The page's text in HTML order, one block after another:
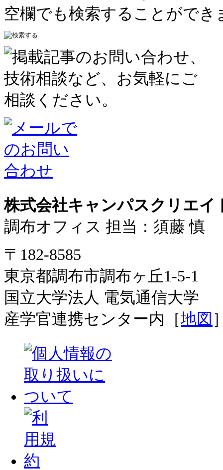
空欄でも検索することができ
株式会社キャンパスクリエイ
調布オフィス 担当：須藤 慎
〒182-8585
東京都調布市調布ヶ丘1-5-1
国立大学法人 電気通信大学
産学官連携センター内［地図